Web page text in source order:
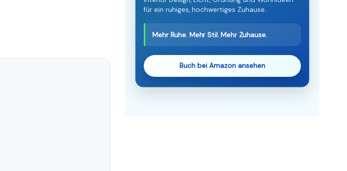
für ein ruhiges, hochwertiges Zuhause.
Mehr Ruhe. Mehr Stil. Mehr Zuhause.
Buch bei Amazon ansehen